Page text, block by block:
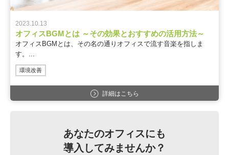
2023.10.13
オフィスBGMとは ～その効果とおすすめの活用方法～
オフィスBGMとは、その名の通りオフィスで流す音楽を指しま
す。...
環境改善
詳細はこちら
あなたのオフィスにも
導入してみませんか？